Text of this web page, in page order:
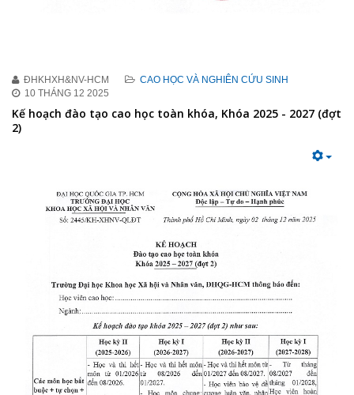
ĐHKHXH&NV-HCM
CAO HỌC VÀ NGHIÊN CỨU SINH
10 THÁNG 12 2025
Kế hoạch đào tạo cao học toàn khóa, Khóa 2025 - 2027 (đợt
2)